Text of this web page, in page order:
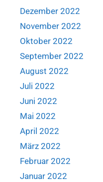
Dezember 2022
November 2022
Oktober 2022
September 2022
August 2022
Juli 2022
Juni 2022
Mai 2022
April 2022
März 2022
Februar 2022
Januar 2022